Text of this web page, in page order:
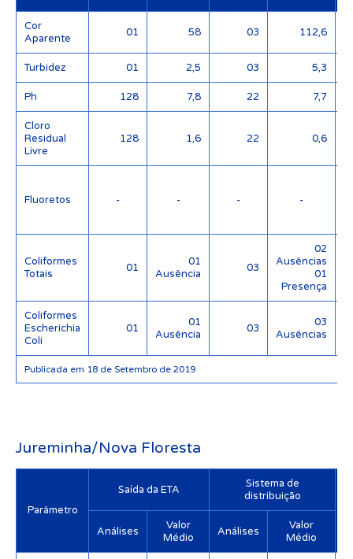
Publicada em 18 de Setembro de 2019
Cor
Aparente
01 58 03 112,6
Turbidez 01 2,5 03 5,3
Ph 128 7,8 22 7,7
Cloro
Residual
Livre
128 1,6 22 0,6
Fluoretos - - - -
Coliformes
Totais
01
01
Ausência
03
02
Ausências
01
Presença
Coliformes
Escherichia
Coli
01
01
Ausência
03
03
Ausências
Jureminha/Nova Floresta
Parâmetro
Saída da ETA
Sistema de
distribuição
Análises
Valor
Médio
Análises
Valor
Médio